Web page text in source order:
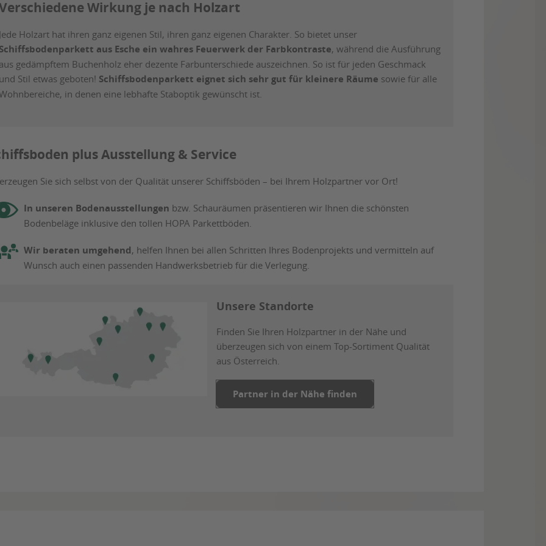
Wirkung je nach Holzart
Holzart hat ihren ganz eigenen Stil, ihren ganz eigenen Charakter. So bietet unser
aus Esche ein wahres Feuerwerk der Farbkontraste, während die Ausführung
gedämpftem Buchenholz eher dezente Farbunterschiede auszeichnen. So ist für jeden Geschmack
Stil etwas geboten! Schiffsbodenparkett eignet sich sehr gut für kleinere Räume sowie für alle
in denen eine lebhafte Staboptik gewünscht ist.
plus Ausstellung & Service
Sie sich selbst von der Qualität unserer Schiffsböden – bei Ihrem Holzpartner vor Ort!
In unseren Bodenausstellungen bzw. Schauräumen präsentieren wir Ihnen die schönsten
Bodenbeläge inklusive den tollen HOPA Parkettböden.
Wir beraten umgehend, helfen Ihnen bei allen Schritten Ihres Bodenprojekts und vermitteln auf
Wunsch auch einen passenden Handwerksbetrieb für die Verlegung.
Unsere Standorte
Finden Sie Ihren Holzpartner in der Nähe und
überzeugen sich von einem Top-Sortiment Qualität
aus Österreich.
Partner in der Nähe finden